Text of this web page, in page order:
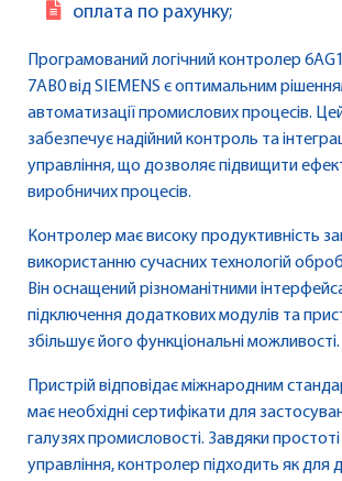
оплата по рахунку;
Програмований логічний контролер
7AB0 від SIEMENS є оптимальним
автоматизації промислових процесів.
забезпечує надійний контроль та
управління, що дозволяє підвищити
виробничих процесів.
Контролер має високу продуктивність
використанню сучасних технологій
Він оснащений різноманітними
підключення додаткових модулів та
збільшує його функціональні можливості.
Пристрій відповідає міжнародним
має необхідні сертифікати для
галузях промисловості. Завдяки
управління, контролер підходить як для